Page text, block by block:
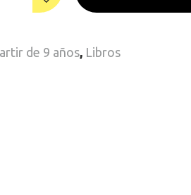
de 9 años, Libros